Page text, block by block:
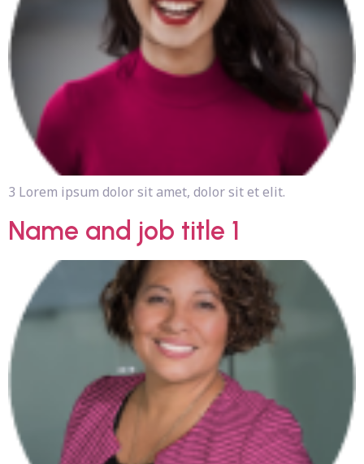
3 Lorem ipsum dolor sit amet, dolor sit et elit.
Name and job title 1